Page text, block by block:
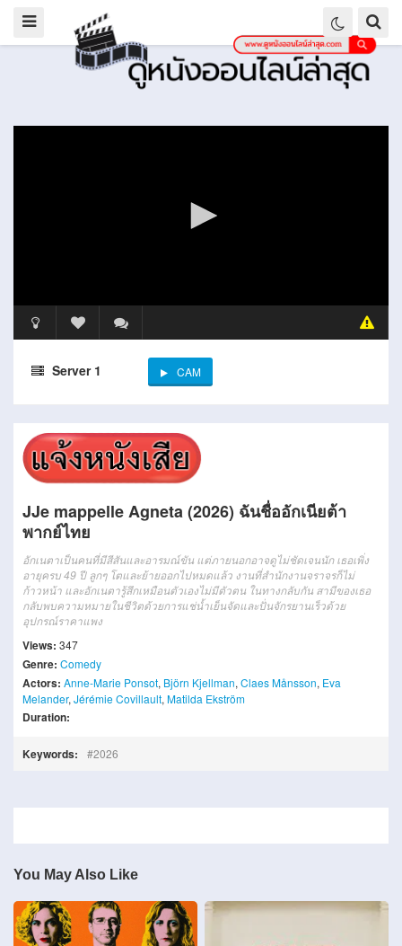
Server 1 CAM
JJe mappelle Agneta (2026) ฉันชื่ออักเนียต้า
พากย์ไทย
อักเนตาเป็นคนที่มีสีสันและอารมณ์ขัน แต่ภายนอกอาจดูไม่ชัดเจนนัก เธอเพิ่ง
อายุครบ 49 ปี ลูกๆ โตและย้ายออกไปหมดแล้ว งานที่สำนักงานจราจรก็ไม่
ก้าวหน้า และอักเนตารู้สึกเหมือนตัวเองไม่มีตัวตน ในทางกลับกัน สามีของเธอ
กลับพบความหมายในชีวิตด้วยการแช่น้ำเย็นจัดและปั่นจักรยานเร็วด้วย
อุปกรณ์ราคาแพง
Views: 347
Genre: Comedy
Actors: Anne-Marie Ponsot, Björn Kjellman, Claes Månsson, Eva
Melander, Jérémie Covillault, Matilda Ekström
Duration:
Keywords: 2026
You May Also Like